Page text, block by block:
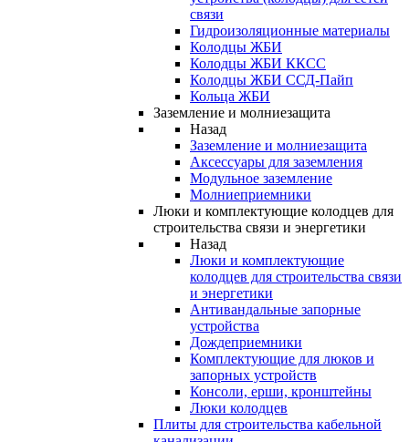
связи
Гидроизоляционные материалы
Колодцы ЖБИ
Колодцы ЖБИ ККСС
Колодцы ЖБИ ССД-Пайп
Кольца ЖБИ
Заземление и молниезащита
Назад
Заземление и молниезащита
Аксессуары для заземления
Модульное заземление
Молниеприемники
Люки и комплектующие колодцев для
строительства связи и энергетики
Назад
Люки и комплектующие
колодцев для строительства связи
и энергетики
Антивандальные запорные
устройства
Дождеприемники
Комплектующие для люков и
запорных устройств
Консоли, ерши, кронштейны
Люки колодцев
Плиты для строительства кабельной